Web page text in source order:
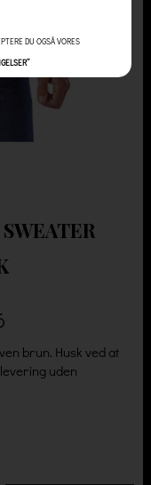
brun. Husk ved at
uden
DU OGSÅ VORES